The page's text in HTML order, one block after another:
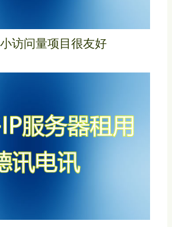
访问量项目很友好